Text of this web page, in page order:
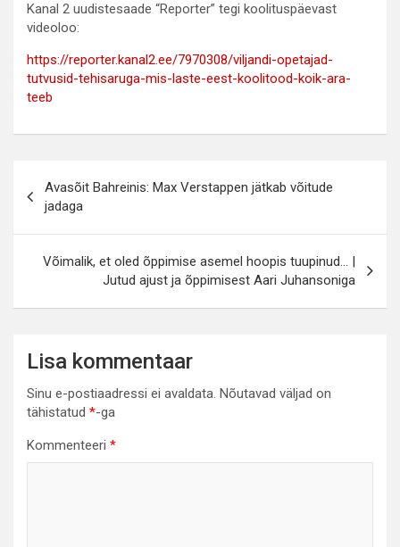
Kanal 2 uudistesaade “Reporter” tegi koolituspäevast
videoloo:
https://reporter.kanal2.ee/7970308/viljandi-opetajad-
tutvusid-tehisaruga-mis-laste-eest-koolitood-koik-ara-
teeb
Avasõit Bahreinis: Max Verstappen jätkab võitude
jadaga
Võimalik, et oled õppimise asemel hoopis tuupinud… |
Jutud ajust ja õppimisest Aari Juhansoniga
Lisa kommentaar
Sinu e-postiaadressi ei avaldata. Nõutavad väljad on
tähistatud *-ga
Kommenteeri *